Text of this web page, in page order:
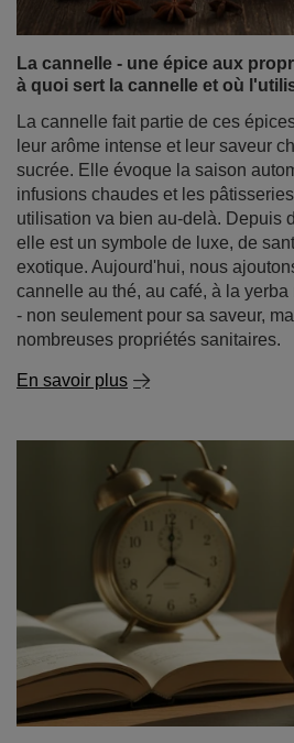
La cannelle fait partie de ces
leur arôme intense et leur saveur
sucrée. Elle évoque la saison
infusions chaudes et les pâtisseries
utilisation va bien au-delà. Depuis
elle est un symbole de luxe, de
exotique. Aujourd'hui, nous
cannelle au thé, au café, à la yerba
- non seulement pour sa saveur,
nombreuses propriétés sanitaires.
En savoir plus
Yerba mate le matin ou le soir ?
sain
Une matinée sans café ? Pour
impensable. Pourtant, de plus en